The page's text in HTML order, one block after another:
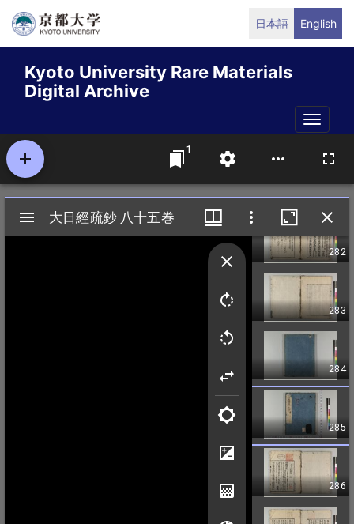
Skip
content
日本語 English
Kyoto University Rare Materials
Digital Archive
Toggle